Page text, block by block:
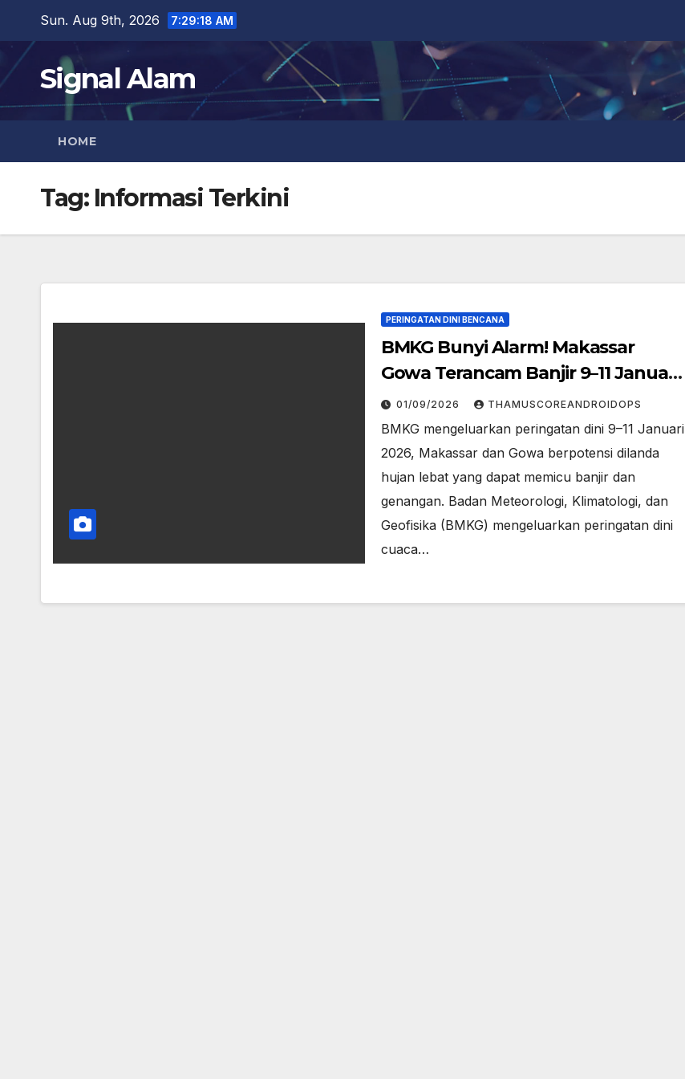
content
Sun. Aug 9th, 2026 7:29:19 AM
Signal Alam
HOME
Tag: Informasi Terkini
PERINGATAN DINI BENCANA
BMKG Bunyi Alarm! Makassar
Gowa Terancam Banjir 9–11 Januari
2026
01/09/2026 THAMUSCOREANDROIDOPS
BMKG mengeluarkan peringatan dini 9–11 Januari
2026, Makassar dan Gowa berpotensi dilanda
hujan lebat yang dapat memicu banjir dan
genangan. Badan Meteorologi, Klimatologi, dan
Geofisika (BMKG) mengeluarkan peringatan dini
cuaca…